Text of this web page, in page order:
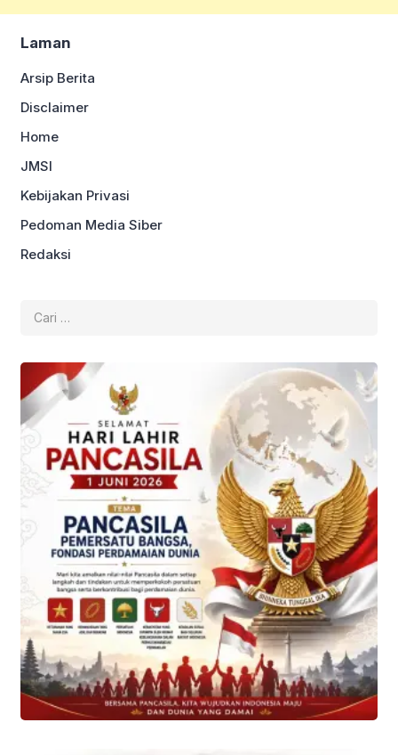
Laman
Arsip Berita
Disclaimer
Home
JMSI
Kebijakan Privasi
Pedoman Media Siber
Redaksi
untuk: